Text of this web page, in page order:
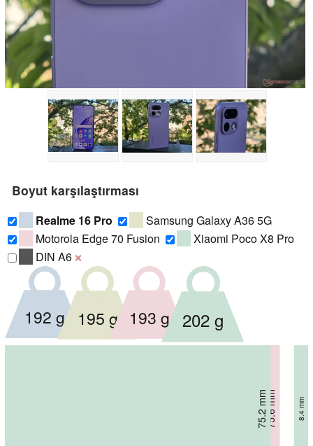
Boyut karşılaştırması
Realme 16 Pro
Samsung Galaxy A36 5G
Motorola Edge 70 Fusion
Xiaomi Poco X8 Pro
DIN A6 ❌
77.6 mm 7.8 mm
192 g
78.2 mm 7.4 mm
195 g
75.6 mm 6.8 mm
193 g
75.2 mm 8.4 mm
202 g